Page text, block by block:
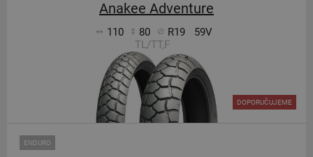
Anakee Adventure
110 80 R19
59V
TL/TT,F
ENDURO
DOPORUČUJEME